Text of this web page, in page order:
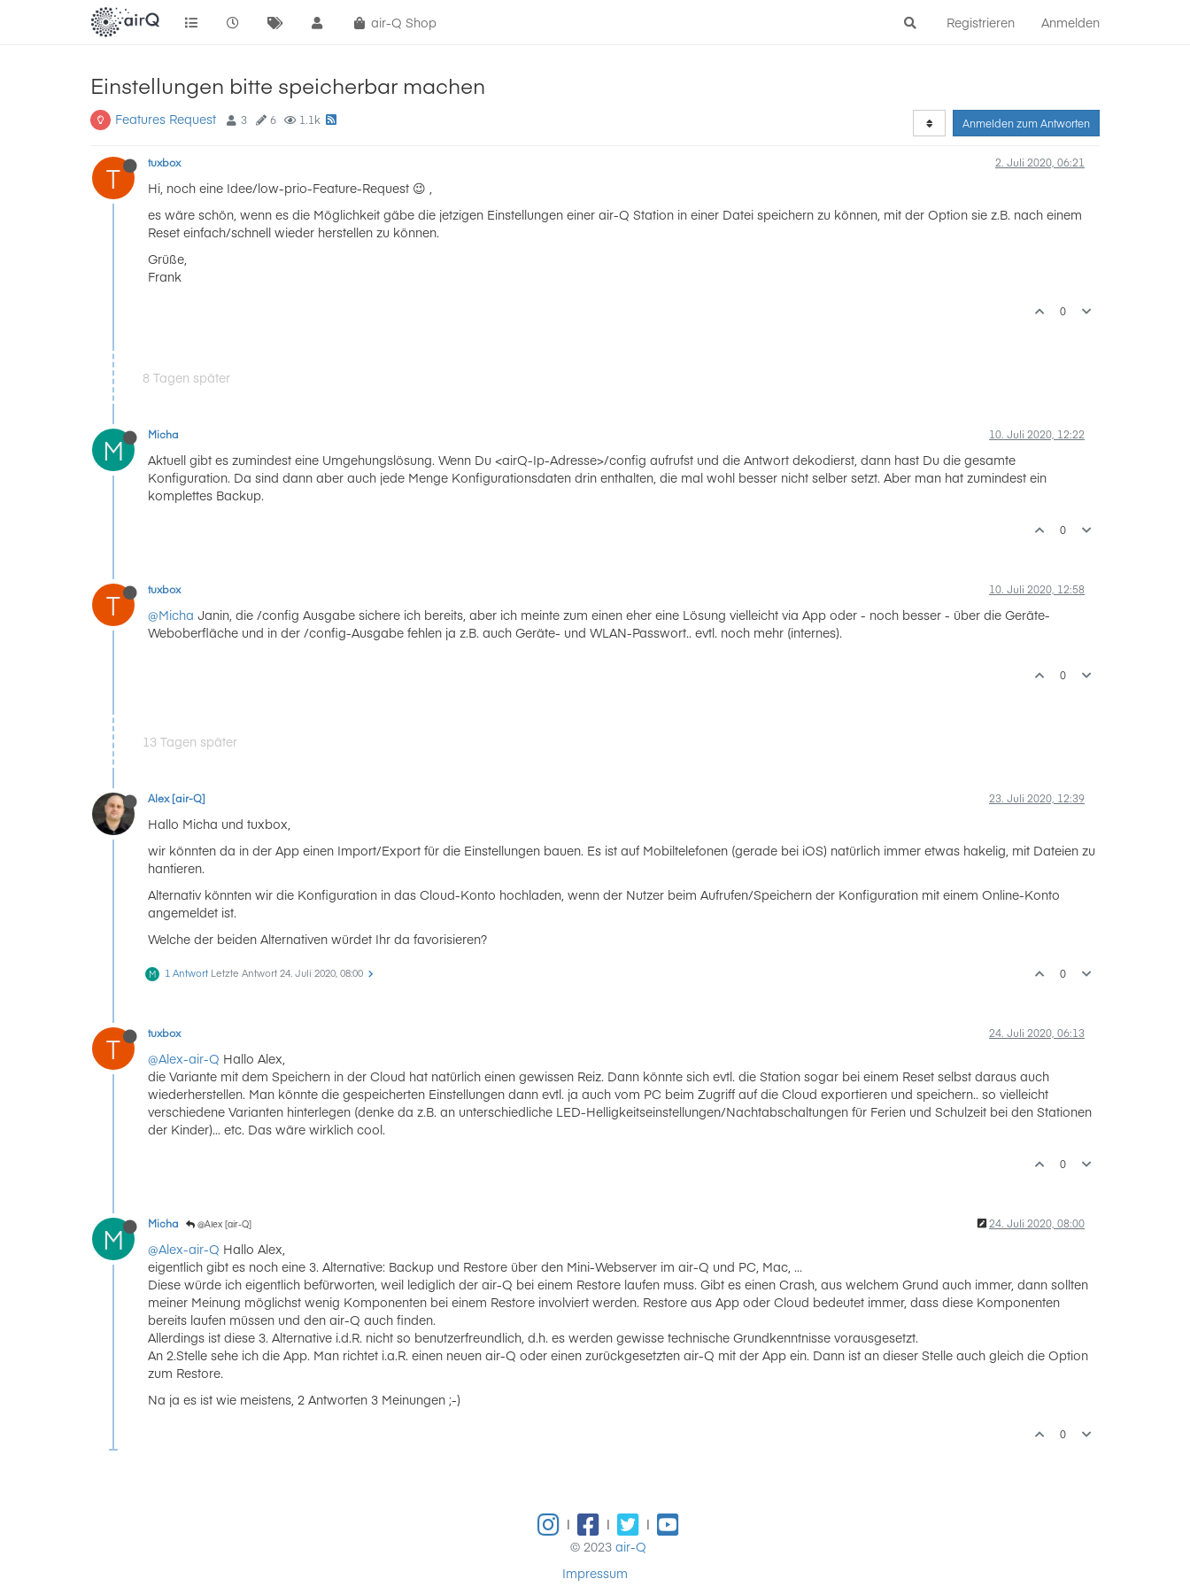
Registrieren Anmelden
air-Q Shop
Einstellungen bitte speicherbar machen
Features Request 3 6 1.1k Anmelden zum Antworten
T tuxbox 2. Juli 2020, 06:21
Hi, noch eine Idee/low-prio-Feature-Request 😉 ,
es wäre schön, wenn es die Möglichkeit gäbe die jetzigen Einstellungen einer air-Q Station in einer Datei speichern zu können, mit der Option sie z.B. nach einem
Reset einfach/schnell wieder herstellen zu können.
Grüße,
Frank
0
8 Tagen später
M Micha 10. Juli 2020, 12:22
Aktuell gibt es zumindest eine Umgehungslösung. Wenn Du <airQ-Ip-Adresse>/config aufrufst und die Antwort dekodierst, dann hast Du die gesamte
Konfiguration. Da sind dann aber auch jede Menge Konfigurationsdaten drin enthalten, die mal wohl besser nicht selber setzt. Aber man hat zumindest ein
komplettes Backup.
0
T tuxbox 10. Juli 2020, 12:58
@Micha Janin, die /config Ausgabe sichere ich bereits, aber ich meinte zum einen eher eine Lösung vielleicht via App oder - noch besser - über die Geräte-
Weboberfläche und in der /config-Ausgabe fehlen ja z.B. auch Geräte- und WLAN-Passwort.. evtl. noch mehr (internes).
0
13 Tagen später
Alex [air-Q] 23. Juli 2020, 12:39
Hallo Micha und tuxbox,
wir könnten da in der App einen Import/Export für die Einstellungen bauen. Es ist auf Mobiltelefonen (gerade bei iOS) natürlich immer etwas hakelig, mit Dateien zu
hantieren.
Alternativ könnten wir die Konfiguration in das Cloud-Konto hochladen, wenn der Nutzer beim Aufrufen/Speichern der Konfiguration mit einem Online-Konto
angemeldet ist.
Welche der beiden Alternativen würdet Ihr da favorisieren?
M 1 Antwort Letzte Antwort 24. Juli 2020, 08:00 0
T tuxbox 24. Juli 2020, 06:13
@Alex-air-Q Hallo Alex,
die Variante mit dem Speichern in der Cloud hat natürlich einen gewissen Reiz. Dann könnte sich evtl. die Station sogar bei einem Reset selbst daraus auch
wiederherstellen. Man könnte die gespeicherten Einstellungen dann evtl. ja auch vom PC beim Zugriff auf die Cloud exportieren und speichern.. so vielleicht
verschiedene Varianten hinterlegen (denke da z.B. an unterschiedliche LED-Helligkeitseinstellungen/Nachtabschaltungen für Ferien und Schulzeit bei den Stationen
der Kinder)... etc. Das wäre wirklich cool.
0
M Micha @Alex [air-Q] 24. Juli 2020, 08:00
@Alex-air-Q Hallo Alex,
eigentlich gibt es noch eine 3. Alternative: Backup und Restore über den Mini-Webserver im air-Q und PC, Mac, ...
Diese würde ich eigentlich befürworten, weil lediglich der air-Q bei einem Restore laufen muss. Gibt es einen Crash, aus welchem Grund auch immer, dann sollten
meiner Meinung möglichst wenig Komponenten bei einem Restore involviert werden. Restore aus App oder Cloud bedeutet immer, dass diese Komponenten
bereits laufen müssen und den air-Q auch finden.
Allerdings ist diese 3. Alternative i.d.R. nicht so benutzerfreundlich, d.h. es werden gewisse technische Grundkenntnisse vorausgesetzt.
An 2.Stelle sehe ich die App. Man richtet i.a.R. einen neuen air-Q oder einen zurückgesetzten air-Q mit der App ein. Dann ist an dieser Stelle auch gleich die Option
zum Restore.
Na ja es ist wie meistens, 2 Antworten 3 Meinungen ;-)
0
| |
|
© 2023 air-Q
Impressum